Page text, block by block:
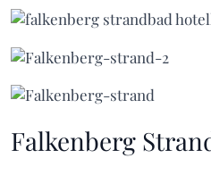
Falkenberg